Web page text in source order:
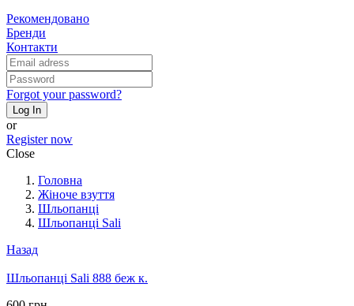
Рекомендовано
Бренди
Контакти
Forgot your password?
Log In
or
Register now
Close
Головна
Жіноче взуття
Шльопанці
Шльопанці Sali
Назад
Шльопанці Sali 888 беж к.